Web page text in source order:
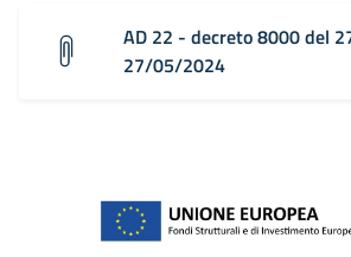
AD 22 - decreto 8000 del
27/05/2024